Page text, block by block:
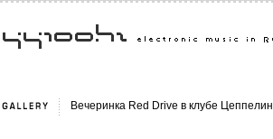
Вечеринка Red Drive в клубе Цеппелин